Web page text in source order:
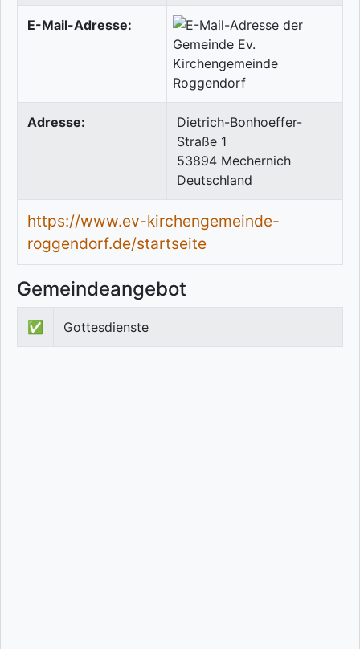
E-Mail-Adresse:
Adresse:
Dietrich-Bonhoeffer-
Straße 1
53894 Mechernich
Deutschland
https://www.ev-kirchengemeinde-
roggendorf.de/startseite
Gemeindeangebot
✅ Gottesdienste